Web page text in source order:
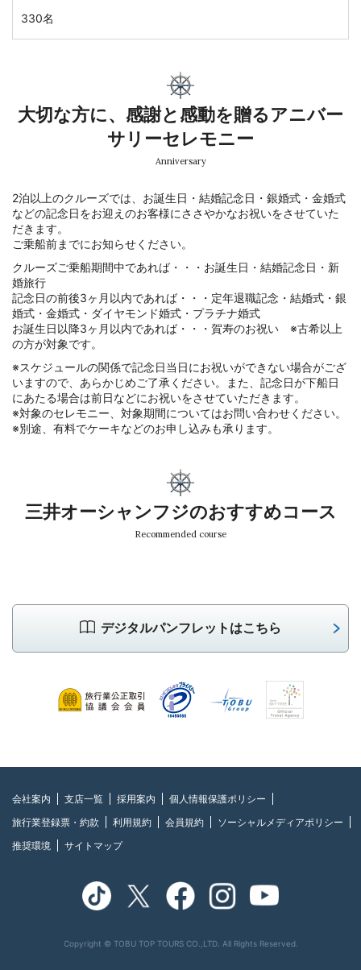
330名
大切な方に、感謝と感動を贈るアニバー
サリーセレモニー
Anniversary
2泊以上のクルーズでは、お誕生日・結婚記念日・銀婚式・金婚式
などの記念日をお迎えのお客様にささやかなお祝いをさせていた
だきます。
ご乗船前までにお知らせください。
クルーズご乗船期間中であれば・・・お誕生日・結婚記念日・新
婚旅行
記念日の前後3ヶ月以内であれば・・・定年退職記念・結婚式・銀
婚式・金婚式・ダイヤモンド婚式・プラチナ婚式
お誕生日以降3ヶ月以内であれば・・・賀寿のお祝い ※古希以上
の方が対象です。
※スケジュールの関係で記念日当日にお祝いができない場合がござ
いますので、あらかじめご了承ください。また、記念日が下船日
にあたる場合は前日などにお祝いをさせていただきます。
※対象のセレモニー、対象期間についてはお問い合わせください。
※別途、有料でケーキなどのお申し込みも承ります。
三井オーシャンフジのおすすめコース
Recommended course
デジタルパンフレットはこちら
会社案内 支店一覧 採用案内
個人情報保護ポリシー
旅行業登録票・約款
利用規約 会員規約
ソーシャルメディアポリシー
推奨環境
サイトマップ
Copyright © TOBU TOP TOURS CO.,LTD. All Rights Reserved.